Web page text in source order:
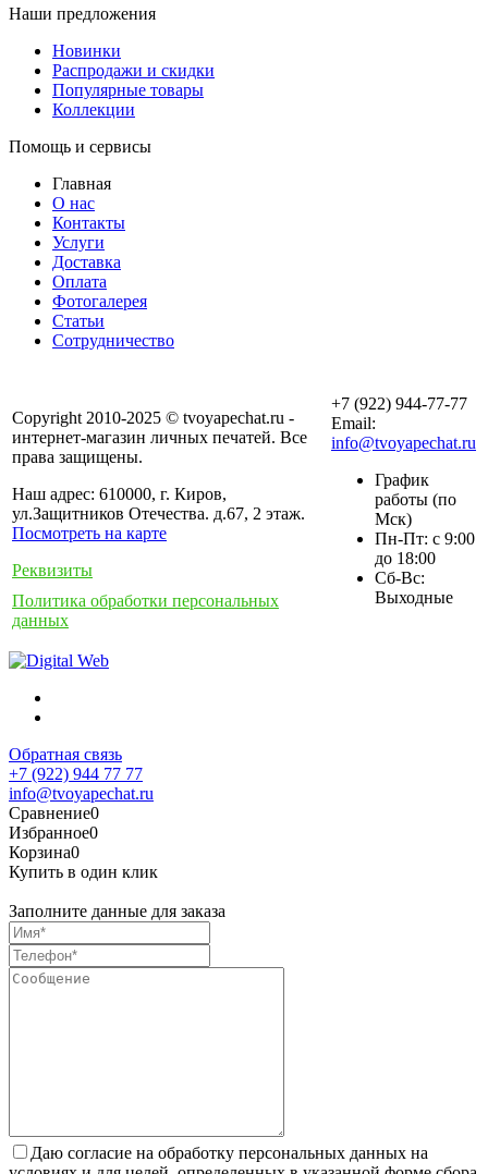
Наши предложения
Новинки
Распродажи и скидки
Популярные товары
Коллекции
Помощь и сервисы
Главная
О нас
Контакты
Услуги
Доставка
Оплата
Фотогалерея
Статьи
Сотрудничество
Copyright 2010-2025 © tvoyapechat.ru -
интернет-магазин личных печатей. Все
права защищены.
Наш адрес: 610000, г. Киров,
ул.Защитников Отечества. д.67, 2 этаж.
Посмотреть на карте
Реквизиты
Политика обработки персональных
данных
+7 (922) 944-77-77
Email:
info@tvoyapechat.ru
График
работы (по
Мск)
Пн-Пт: с 9:00
до 18:00
Сб-Вс:
Выходные
Обратная связь
+7 (922) 944 77 77
info@tvoyapechat.ru
Сравнение0
Избранное0
Корзина0
Купить в один клик
Заполните данные для заказа
Даю согласие на обработку персональных данных на